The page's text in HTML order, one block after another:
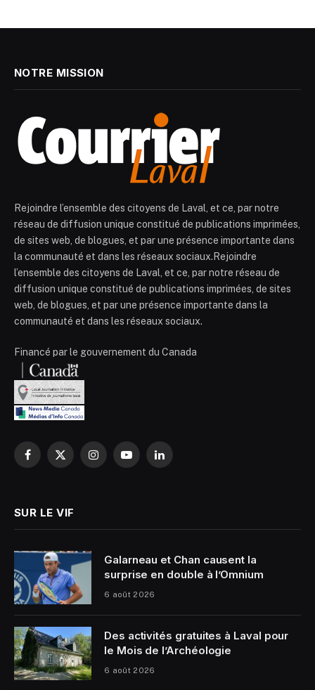
NOTRE MISSION
Rejoindre l’ensemble des citoyens de Laval, et ce, par notre
réseau de diffusion unique constitué de publications imprimées,
de sites web, de blogues, et par une présence importante dans
la communauté et dans les réseaux sociaux.Rejoindre
l’ensemble des citoyens de Laval, et ce, par notre réseau de
diffusion unique constitué de publications imprimées, de sites
web, de blogues, et par une présence importante dans la
communauté et dans les réseaux sociaux.
Financé par le gouvernement du Canada
Facebook
X
InstagramYouTubeLinkedIn
SUR LE VIF
Galarneau et Chan causent la
surprise en double à l’Omnium
6 août 2026
Des activités gratuites à Laval pour
le Mois de l’Archéologie
6 août 2026